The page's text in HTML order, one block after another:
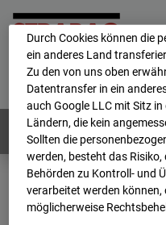
Home E-Mail
Deutsch / English
Webcams: Alle
Home
Deutschland
BC-162 - Strabag -
Durch Cookies können die
ein anderes Land
Zu den von uns oben
Datentransfer in ein
auch Google LLC mit Sitz in
Ländern, die kein
Sollten die
werden, besteht das Risiko,
Behörden zu Kontroll- und
verarbeitet werden
möglicherweise